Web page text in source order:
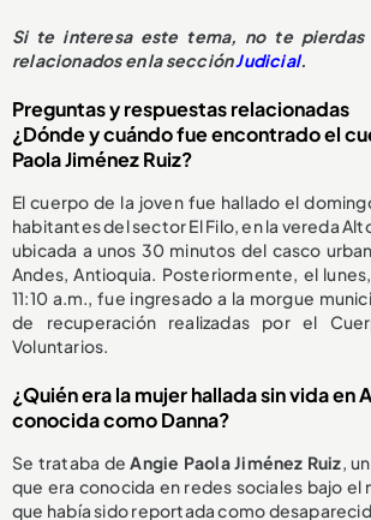
Si te interesa este tema, no te pierdas
relacionados en la secciónJudicial.
Preguntas y respuestas relacionadas
¿Dónde y cuándo fue encontrado el
Paola Jiménez Ruiz?
El cuerpo de la joven fue hallado el
habitantes del sector El Filo, en la vereda
ubicada a unos 30 minutos del casco
Andes, Antioquia. Posteriormente, el
11:10 a.m., fue ingresado a la morgue
de recuperación realizadas por el
Voluntarios.
¿Quién era la mujer hallada sin vida en
conocida como Danna?
Se trataba deAngie Paola Jiménez Ruiz,
que era conocida en redes sociales bajo el
que había sido reportada como